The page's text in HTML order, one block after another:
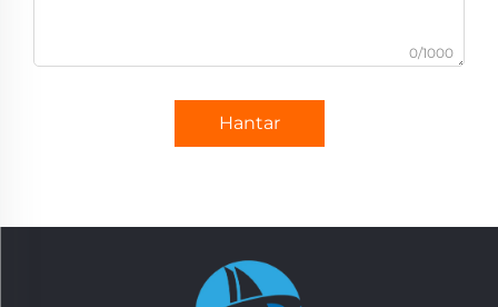
0/1000
Hantar